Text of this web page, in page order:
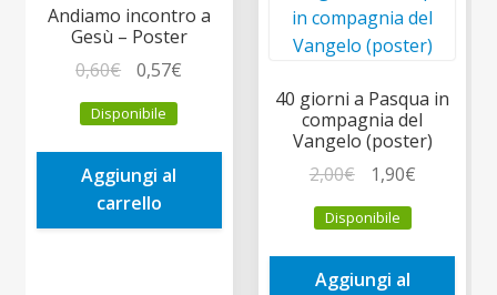
Andiamo incontro a
Gesù – Poster
0,60€
prezzo
originale
era:
0,60€.
0,57€
è:
Disponibile
Aggiungi al
carrello
40 giorni a Pasqua in
compagnia del
Vangelo (poster)
2,00€
prezzo
originale
era:
2,00€.
1,90€Il
è:
Disponibile
Aggiungi al